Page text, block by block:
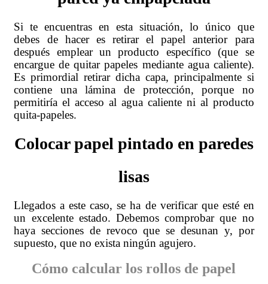
Si te encuentras en esta situación, lo único que
debes de hacer es retirar el papel anterior para
después emplear un producto específico (que se
encargue de quitar papeles mediante agua caliente).
Es primordial retirar dicha capa, principalmente si
contiene una lámina de protección, porque no
permitiría el acceso al agua caliente ni al producto
quita-papeles.
Colocar papel pintado en paredes
lisas
Llegados a este caso, se ha de verificar que esté en
un excelente estado. Debemos comprobar que no
haya secciones de revoco que se desunan y, por
supuesto, que no exista ningún agujero.
Cómo calcular los rollos de papel